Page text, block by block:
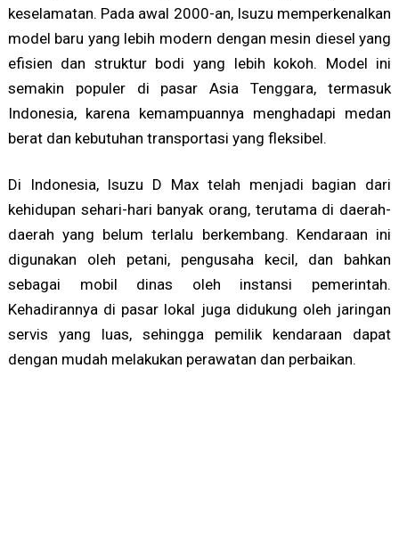
keselamatan. Pada awal 2000-an, Isuzu memperkenalkan
model baru yang lebih modern dengan mesin diesel yang
efisien dan struktur bodi yang lebih kokoh. Model ini
semakin populer di pasar Asia Tenggara, termasuk
Indonesia, karena kemampuannya menghadapi medan
berat dan kebutuhan transportasi yang fleksibel.
Di Indonesia, Isuzu D Max telah menjadi bagian dari
kehidupan sehari-hari banyak orang, terutama di daerah-
daerah yang belum terlalu berkembang. Kendaraan ini
digunakan oleh petani, pengusaha kecil, dan bahkan
sebagai mobil dinas oleh instansi pemerintah.
Kehadirannya di pasar lokal juga didukung oleh jaringan
servis yang luas, sehingga pemilik kendaraan dapat
dengan mudah melakukan perawatan dan perbaikan.